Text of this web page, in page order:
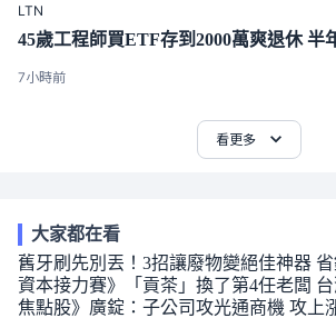
LTN
7小時前
看更多
大家都在看
舊牙刷先別丟！3招讓廢物變絕佳神器
資本接力賽》「貢茶」換了第4任老闆
焦點股》廣錠：子公司攻光通商機 攻上